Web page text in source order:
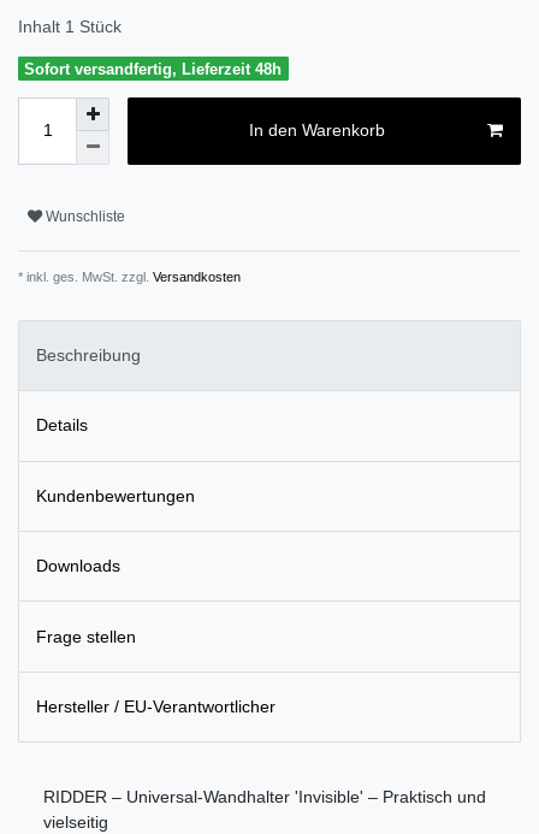
Inhalt 1 Stück
Sofort versandfertig, Lieferzeit 48h
In den Warenkorb
Wunschliste
* inkl. ges. MwSt. zzgl. Versandkosten
Beschreibung
Details
Kundenbewertungen
Downloads
Frage stellen
Hersteller / EU-Verantwortlicher
RIDDER – Universal-Wandhalter 'Invisible' – Praktisch und
vielseitig